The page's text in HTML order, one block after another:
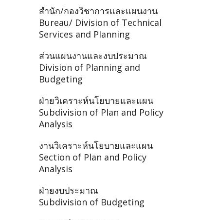
สำนัก/กองวิชาการและแผนงาน
Bureau/ Division of Technical
Services and Planning
ส่วนแผนงานและงบประมาณ
Division of Planning and
Budgeting
ฝ่ายวิเคราะห์นโยบายและแผน
Subdivision of Plan and Policy
Analysis
งานวิเคราะห์นโยบายและแผน
Section of Plan and Policy
Analysis
ฝ่ายงบประมาณ
Subdivision of Budgeting